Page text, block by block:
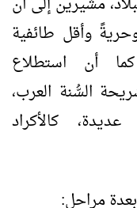
وأقل طائفية
أن استطلاع
السُّنة العرب،
كالأكراد
بعدة مراحل: